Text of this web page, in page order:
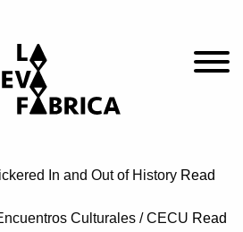
In and Out of History Read
Culturales / CECU Read